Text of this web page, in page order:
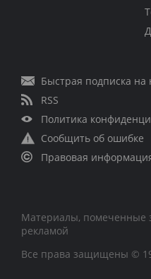
Быстрая подписка на
RSS
Политика
Сообщить об ошибке
Правовая
Материалы, помеченные
рекламой
Все права защищены ©